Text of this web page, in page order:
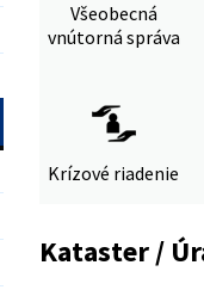
Všeobecná
vnútorná správa
Krízové riadenie
Kataster /